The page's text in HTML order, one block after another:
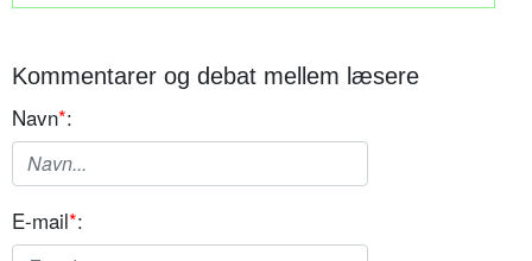
Kommentarer og debat mellem læsere
Navn*:
E-mail*: